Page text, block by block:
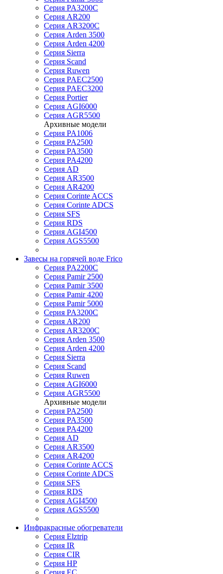
Серия PA3200C
Серия AR200
Серия AR3200C
Серия Arden 3500
Серия Arden 4200
Серия Sierra
Серия Scand
Серия Ruwen
Серия PAEC2500
Серия PAEC3200
Серия Portier
Серия AGI6000
Серия AGR5500
Архивные модели
Серия PA1006
Серия PA2500
Серия PA3500
Серия PA4200
Серия AD
Серия AR3500
Серия AR4200
Серия Corinte ACCS
Серия Corinte ADCS
Серия SFS
Серия RDS
Серия AGI4500
Серия AGS5500
Завесы на горячей воде Frico
Серия PA2200C
Серия Pamir 2500
Серия Pamir 3500
Серия Pamir 4200
Серия Pamir 5000
Серия PA3200C
Серия AR200
Серия AR3200C
Серия Arden 3500
Серия Arden 4200
Серия Sierra
Серия Scand
Серия Ruwen
Серия AGI6000
Серия AGR5500
Архивные модели
Серия PA2500
Серия PA3500
Серия PA4200
Серия AD
Серия AR3500
Серия AR4200
Серия Corinte ACCS
Серия Corinte ADCS
Серия SFS
Серия RDS
Серия AGI4500
Серия AGS5500
Инфракрасные обогреватели
Серия Elztrip
Серия IR
Серия CIR
Серия HP
Серия EC